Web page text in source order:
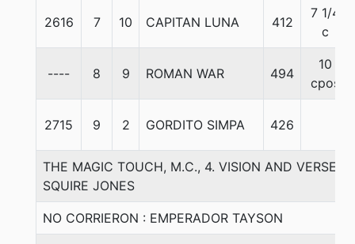
2616 7 10 CAPITAN LUNA 412
7 1/4
c
---- 8 9 ROMAN WAR 494
10
cpos
2715 9 2 GORDITO SIMPA 426
THE MAGIC TOUCH, M.C., 4. VISION AND VERSE-
SQUIRE JONES
NO CORRIERON : EMPERADOR TAYSON